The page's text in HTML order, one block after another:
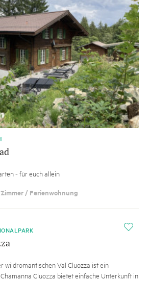
- für euch allein
Zimmer / Ferienwohnung
i
wildromantischen Val Cluozza ist ein
Cluozza bietet einfache Unterkunft in